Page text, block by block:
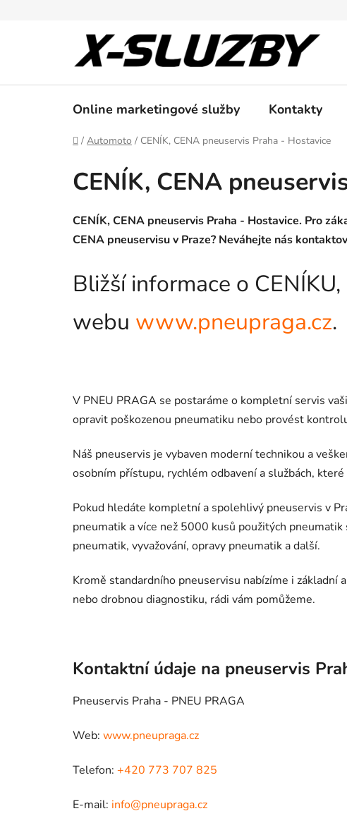
Online marketingové služby Kontakty
Domů
/ Automoto / CENÍK, CENA pneuservis Praha - Hostavice
CENÍK, CENA
CENÍK, CENA pneuservis Praha - Hostavice. Pro
CENA pneuservisu v Praze? Neváhejte nás
Bližší informace o
webu www.pneupraga.cz.
V PNEU PRAGA se postaráme o kompletní servis
opravit poškozenou pneumatiku nebo provést
Náš pneuservis je vybaven moderní technikou a
osobním přístupu, rychlém odbavení a službách,
Pokud hledáte kompletní a spolehlivý pneuservis v
pneumatik a více než 5000 kusů použitých
pneumatik, vyvažování, opravy pneumatik a další.
Kromě standardního pneuservisu nabízíme i
nebo drobnou diagnostiku, rádi vám pomůžeme.
Kontaktní údaje na pneuservis
Pneuservis Praha - PNEU PRAGA
Web: www.pneupraga.cz
Telefon: +420 773 707 825
E-mail: info@pneupraga.cz